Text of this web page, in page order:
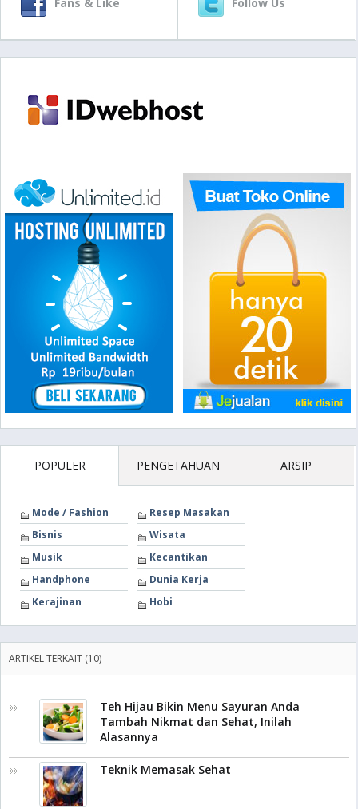
POPULER PENGETAHUAN ARSIP
Mode / Fashion
Resep Masakan
Bisnis
Wisata
Musik
Kecantikan
Handphone
Dunia Kerja
Kerajinan
Hobi
ARTIKEL TERKAIT (10)
Teh Hijau Bikin Menu Sayuran Anda
Tambah Nikmat dan Sehat, Inilah
Alasannya
Teknik Memasak Sehat